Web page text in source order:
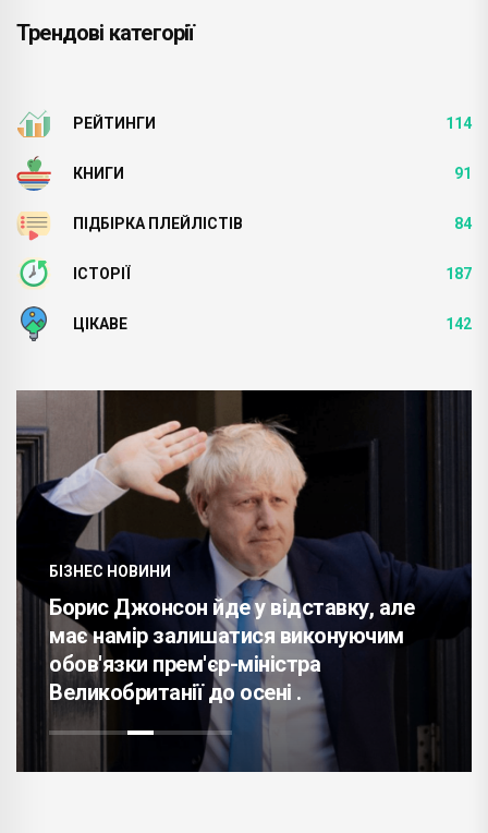
Трендові категорії
РЕЙТИНГИ 114
КНИГИ 91
ПІДБІРКА ПЛЕЙЛІСТІВ 84
ІСТОРІЇ 187
ЦІКАВЕ 142
БІЗНЕС НОВИНИ
Борис Джонсон йде у відставку, але
має намір залишатися виконуючим
обов'язки прем'єр-міністра
Великобританії до осені .